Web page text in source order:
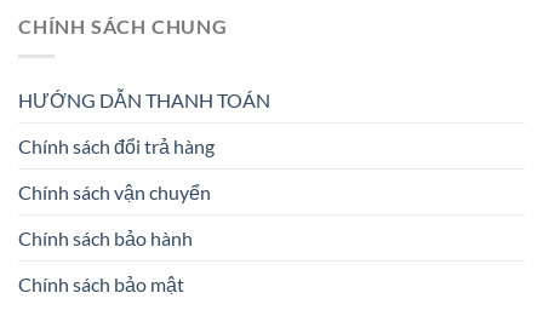
CHÍNH SÁCH CHUNG
HƯỚNG DẪN THANH TOÁN
Chính sách đổi trả hàng
Chính sách vận chuyển
Chính sách bảo hành
Chính sách bảo mật